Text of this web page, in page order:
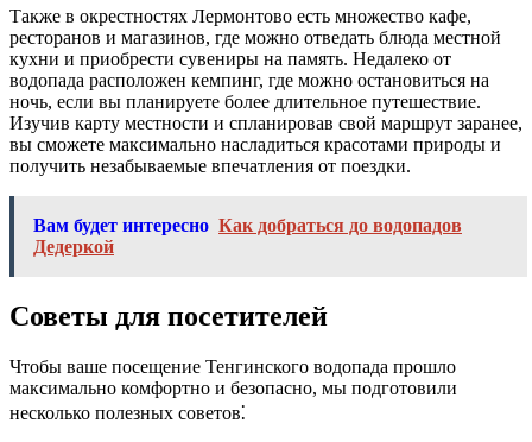
Также в окрестностях Лермонтово есть множество кафе,
ресторанов и магазинов, где можно отведать блюда местной
кухни и приобрести сувениры на память. Недалеко от
водопада расположен кемпинг, где можно остановиться на
ночь, если вы планируете более длительное путешествие.
Изучив карту местности и спланировав свой маршрут заранее,
вы сможете максимально насладиться красотами природы и
получить незабываемые впечатления от поездки.
Вам будет интересно Как добраться до водопадов
Дедеркой
Советы для посетителей
Чтобы ваше посещение Тенгинского водопада прошло
максимально комфортно и безопасно, мы подготовили
несколько полезных советов⁚